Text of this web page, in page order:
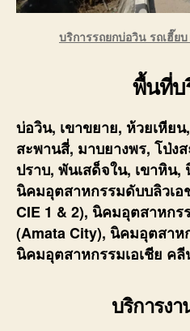
บริการรถยกบ่อวิน รถเฮี๊ย
พื้นที่บ
บ่อวิน, เขาขยาย, ห้วยเหียน
สะพานสี่, มาบยางพร, โป่ง
ปราบ, พันเสด็จใน, เขาหิน
นิคมอุตสาหกรรมดับบลิวเอ
CIE 1 & 2), นิคมอุตสาหก
(Amata City), นิคมอุตสา
นิคมอุตสาหกรรมเอเชีย ค
บริการงา